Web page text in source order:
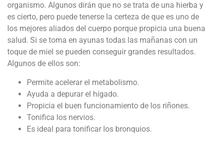
organismo. Algunos dirán que no se trata de una hierba y
es cierto, pero puede tenerse la certeza de que es uno de
los mejores aliados del cuerpo porque propicia una buena
salud. Si se toma en ayunas todas las mañanas con un
toque de miel se pueden conseguir grandes resultados.
Algunos de ellos son:
Permite acelerar el metabolismo.
Ayuda a depurar el hígado.
Propicia el buen funcionamiento de los riñones.
Tonifica los nervios.
Es ideal para tonificar los bronquios.